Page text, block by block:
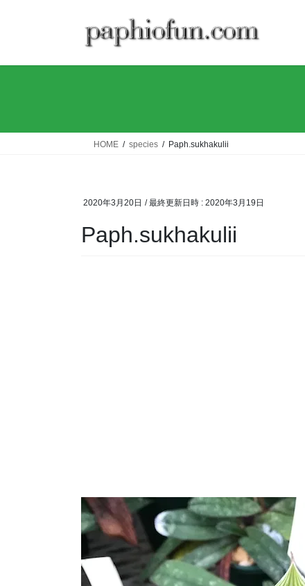
HOME species Paph.sukhakulii
2020年3月20日 / 最終更新日時 : 2020年3月19日
Paph.sukhakulii